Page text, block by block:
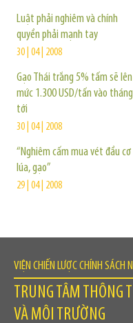
Luật phải nghiêm và chính
quyền phải mạnh tay
30 | 04 | 2008
Gạo Thái trắng 5% tấm sẽ lên
mức 1.300 USD/tấn vào tháng
tới
30 | 04 | 2008
“Nghiêm cấm mua vét đầu cơ
lúa, gạo”
29 | 04 | 2008
VIỆN CHIẾN LƯỢC CHÍNH SÁCH
TRUNG TÂM THÔNG
VÀ MÔI TRƯỜNG